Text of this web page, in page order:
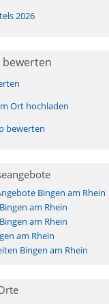
2026
Ort hochladen
bewerten
Bingen am Rhein
am Rhein
am Rhein
am Rhein
Bingen am Rhein